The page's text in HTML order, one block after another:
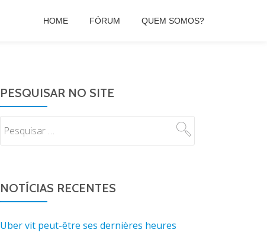
HOME FÓRUM QUEM SOMOS?
PESQUISAR NO SITE
NOTÍCIAS RECENTES
Uber vit peut-être ses dernières heures